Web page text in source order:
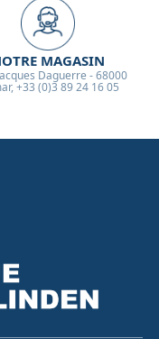
MAGASIN
Daguerre - 68000
+33 (0)3 89 24 16 05